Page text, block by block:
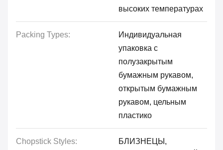
высоких температурах
Packing Types:
Индивидуальная
упаковка с
полузакрытым
бумажным рукавом,
открытым бумажным
рукавом, цельным
пластико
Chopstick Styles:
БЛИЗНЕЦЫ,